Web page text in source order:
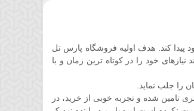
مشتریان خود پیدا کند. هدف اولیه فروشگاه پارس تل
خود را در کوتاه ترین زمان و با
را جلب نماید.
شده و تجربه خوبی از خرید، در